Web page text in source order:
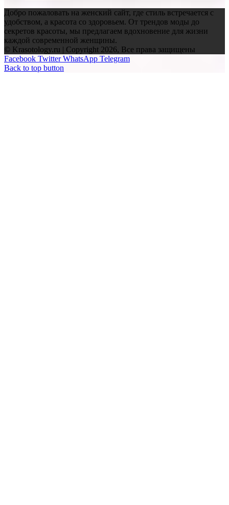
Добро пожаловать на женский сайт, где стиль встречается с
удобством, а красота со здоровьем. От трендов моды до
секретов красоты, мы предлагаем вдохновение для жизни
каждой современной женщины.
© Krasotology.ru | Copyright 2026, Все права защищены
Facebook Twitter WhatsApp Telegram
Back to top button